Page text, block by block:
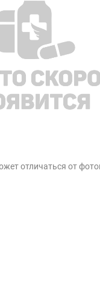
отличаться от